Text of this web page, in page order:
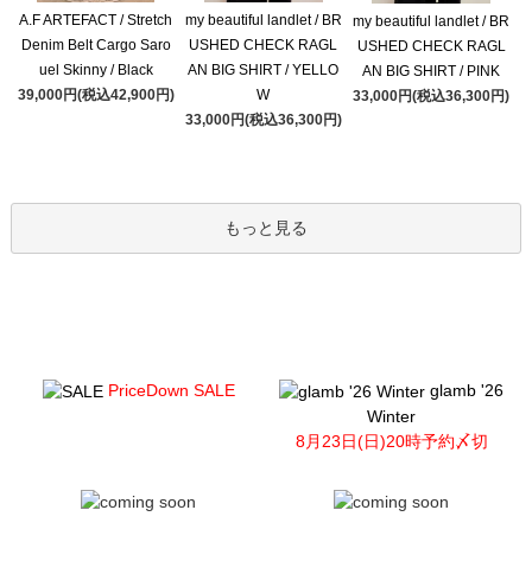
A.F ARTEFACT / Stretch
Denim Belt Cargo Saro
uel Skinny / Black
39,000円(税込42,900円)
my beautiful landlet / BR
USHED CHECK RAGL
AN BIG SHIRT / YELLO
W
33,000円(税込36,300円)
my beautiful landlet / BR
USHED CHECK RAGL
AN BIG SHIRT / PINK
33,000円(税込36,300円)
もっと見る
PriceDown SALE
glamb '26
Winter
8月23日(日)20時予約〆切